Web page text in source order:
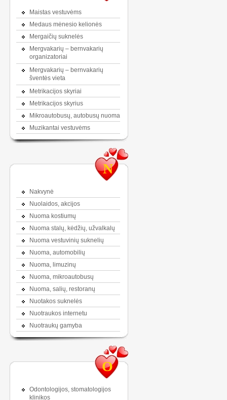
Maistas vestuvėms
Medaus mėnesio kelionės
Mergaičių suknelės
Mergvakarių – bernvakarių
organizatoriai
Mergvakarių – bernvakarių
šventės vieta
Metrikacijos skyriai
Metrikacijos skyrius
Mikroautobusų, autobusų nuoma
Muzikantai vestuvėms
N
Nakvynė
Nuolaidos, akcijos
Nuoma kostiumų
Nuoma stalų, kėdžių, užvalkalų
Nuoma vestuvinių suknelių
Nuoma, automobilių
Nuoma, limuzinų
Nuoma, mikroautobusų
Nuoma, salių, restoranų
Nuotakos suknelės
Nuotraukos internetu
Nuotraukų gamyba
O
Odontologijos, stomatologijos
klinikos